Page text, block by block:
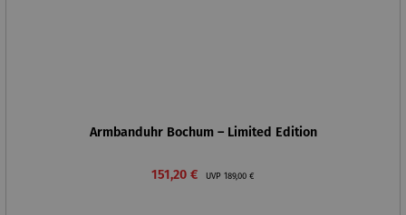
Armbanduhr Bochum – Limited Edition
Verkaufspreis:
151,20 € UVP Regulärer Preis:
189,00 €